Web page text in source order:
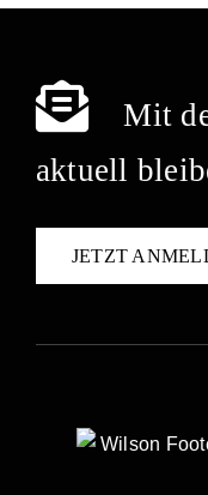
Mit
aktuell
JETZT